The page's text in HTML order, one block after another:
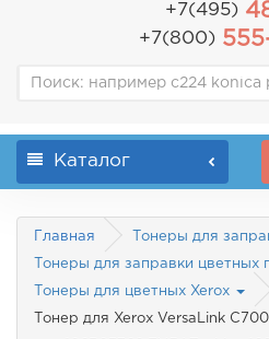
+7(495)
+7(800)
Каталог
Главная Тонеры для
Тонеры для заправки цветных
Тонеры для цветных Xerox
Тонер для Xerox VersaLink